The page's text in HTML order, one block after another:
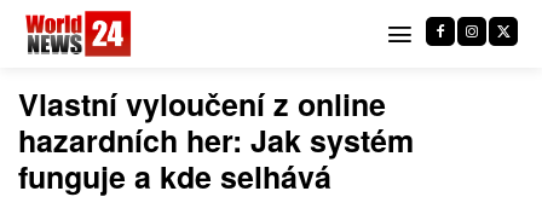
Vlastní vyloučení z online
hazardních her: Jak systém
funguje a kde selhává